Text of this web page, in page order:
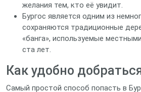
желания тем, кто её увидит.
Бургос является одним из
сохраняются традиционные
«банга», используемые
ста лет.
Как удобно
Самый простой способ попасть в